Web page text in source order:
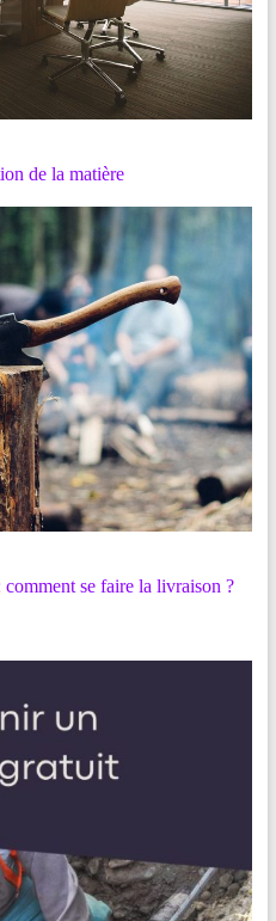
de la matière
se faire la livraison ?